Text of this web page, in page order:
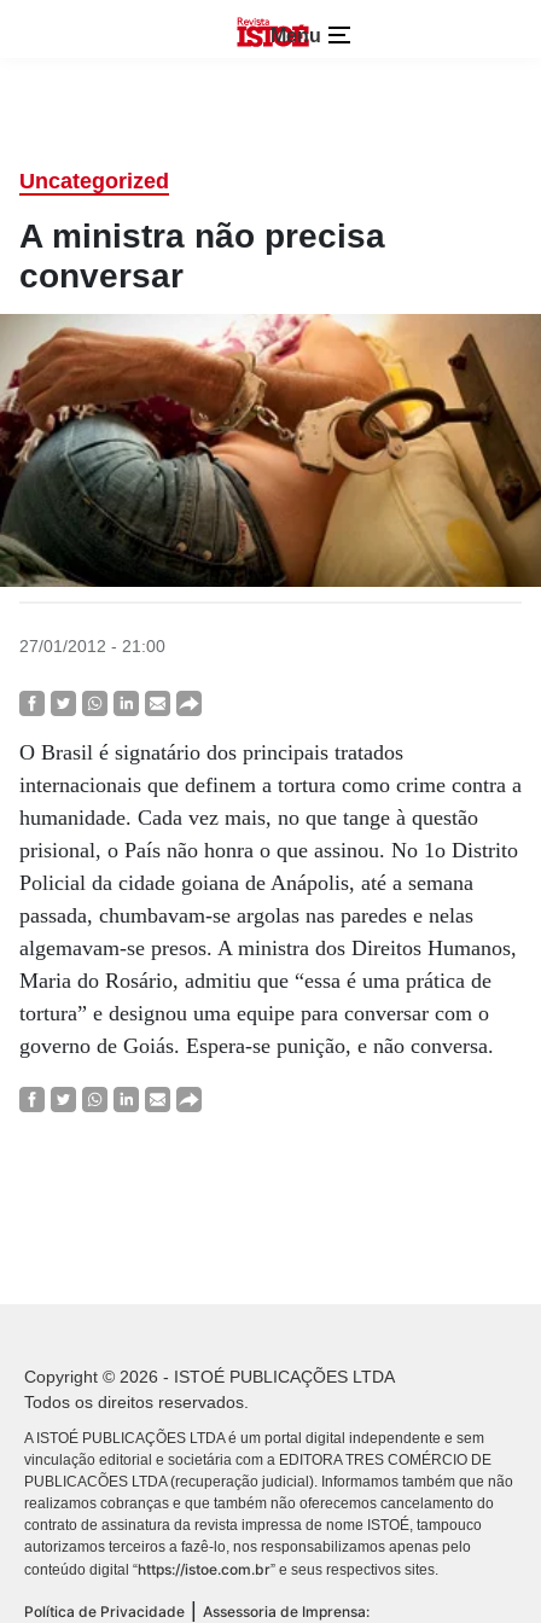
Menu
Uncategorized
A ministra não precisa
conversar
27/01/2012 - 21:00
O Brasil é signatário dos principais tratados
internacionais que definem a tortura como crime contra a
humanidade. Cada vez mais, no que tange à questão
prisional, o País não honra o que assinou. No 1o Distrito
Policial da cidade goiana de Anápolis, até a semana
passada, chumbavam-se argolas nas paredes e nelas
algemavam-se presos. A ministra dos Direitos Humanos,
Maria do Rosário, admitiu que “essa é uma prática de
tortura” e designou uma equipe para conversar com o
governo de Goiás. Espera-se punição, e não conversa.
Copyright © 2026 - ISTOÉ PUBLICAÇÕES LTDA
Todos os direitos reservados.
A ISTOÉ PUBLICAÇÕES LTDA é um portal digital independente e sem
vinculação editorial e societária com a EDITORA TRES COMÉRCIO DE
PUBLICACÕES LTDA (recuperação judicial). Informamos também que não
realizamos cobranças e que também não oferecemos cancelamento do
contrato de assinatura da revista impressa de nome ISTOÉ, tampouco
autorizamos terceiros a fazê-lo, nos responsabilizamos apenas pelo
conteúdo digital “https://istoe.com.br” e seus respectivos sites.
Política de Privacidade Assessoria de Imprensa: